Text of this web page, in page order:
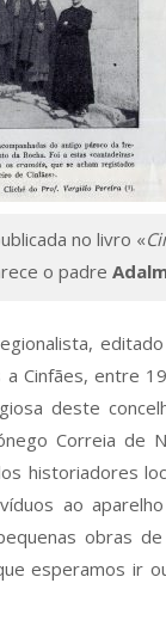
no livro «
o padre
Cinfães, entre
deste
Correia de
historiadores
ao
obras
esperamos ir